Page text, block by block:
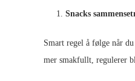
Snacks
Smart regel å følge når
mer smakfullt, regulerer